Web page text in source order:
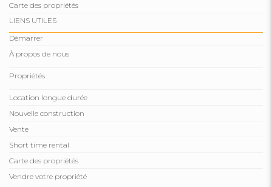
Carte des propriétés
LIENS UTILES
Démarrer
À propos de nous
Propriétés
Location longue durée
Nouvelle construction
Vente
Short time rental
Carte des propriétés
Vendre votre propriété